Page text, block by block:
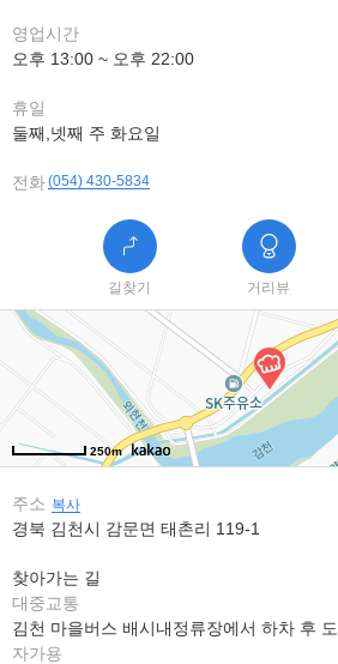
영업시간
오후 13:00 ~ 오후 22:00
휴일
둘째,넷째 주 화요일
전화(054) 430-5834
길찾기 거리뷰
250m
주소 복사
경북 김천시 감문면 태촌리 119-1
찾아가는 길
대중교통
김천 마을버스 배시내정류장에서 하차 후
자가용